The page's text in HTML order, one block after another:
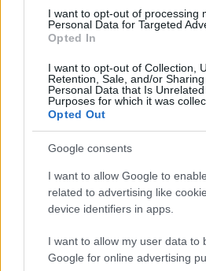
I want to opt-out of processing
Personal Data for Targeted
Opted In
I want to opt-out of Collection,
Retention, Sale, and/or
Personal Data that Is
Purposes for which it was
Opted Out
Google consents
I want to allow Google to
related to advertising like
device identifiers in apps.
I want to allow my user data to
Google for online advertising
Τη δόμηση ακαδημαϊκών
Τη σύνταξη αποτελεσματικών
ιστορικού
Τη διαφοροποίηση μεταξύ
Θέματος και Συμπερασμάτων
Τη διεξαγωγή βιβλιογραφικής
παράθεσης βιβλιογραφικών
Την υποβολή στο επιστημονικό
Σε ποιους απευθύνεται;
Απόφοιτους μαθητές
Νέους ερευνητές